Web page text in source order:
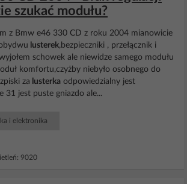
szukać modułu?
z Bmw e46 330 CD z roku 2004 mianowicie
lusterek,bezpieczniki , przełącznik i
schowek ale niewidze samego modułu
komfortu,czyżby niebyło osobnego do
za lusterka odpowiedzialny jest
31 jest puste gniazdo ale...
i elektronika
9020